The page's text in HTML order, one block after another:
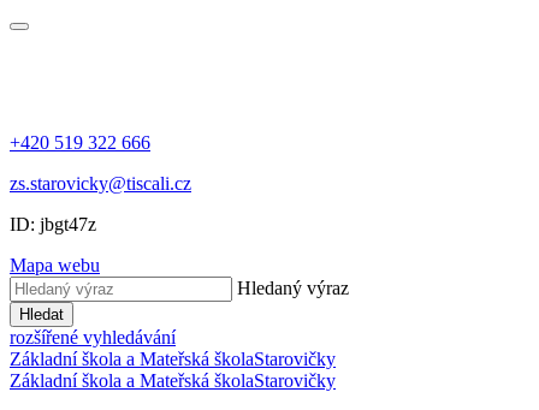
+420 519 322 666
zs.starovicky@tiscali.cz
ID: jbgt47z
Mapa webu
Hledaný výraz
Hledat
rozšířené vyhledávání
Základní škola a Mateřská školaStarovičky
Základní škola a Mateřská školaStarovičky